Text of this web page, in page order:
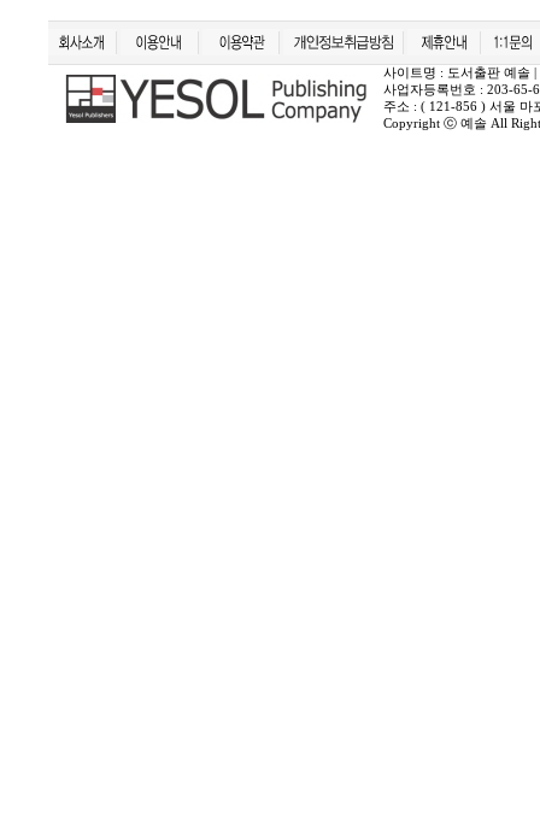
사이트명 : 도서출판 예솔
사업자등록번호 : 203-65-
주소 : ( 121-856 ) 서울 마
Copyright ⓒ 예솔 All